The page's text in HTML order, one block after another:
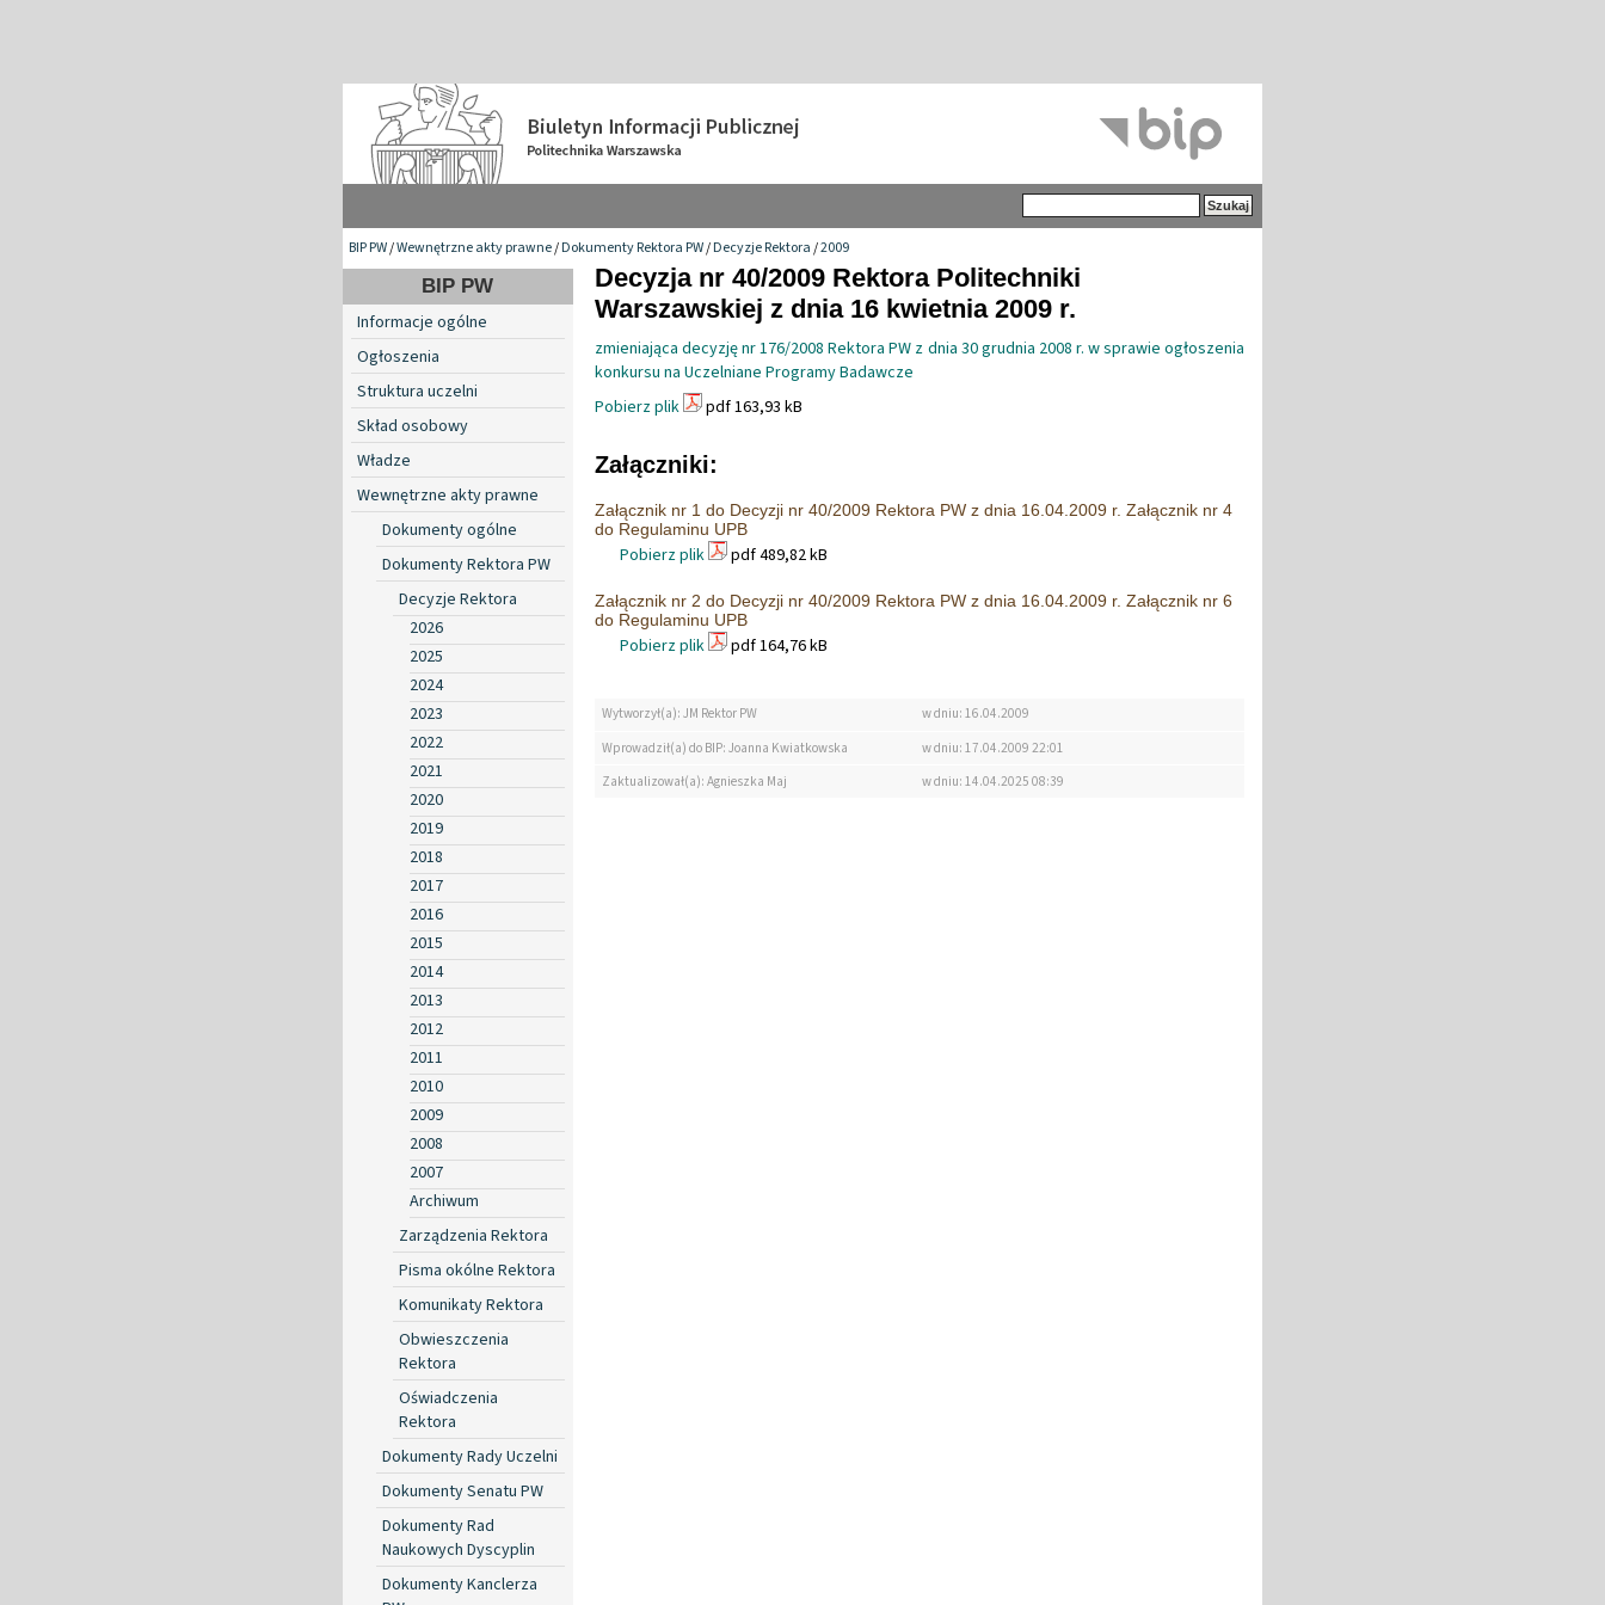
BIP PW/Wewnętrzne akty prawne/Dokumenty Rektora PW/Decyzje Rektora/2009
BIP PW
Informacje ogólne
Ogłoszenia
Struktura uczelni
Skład osobowy
Władze
Wewnętrzne akty prawne
Dokumenty ogólne
Dokumenty Rektora PW
Decyzje Rektora
2026
2025
2024
2023
2022
2021
2020
2019
2018
2017
2016
2015
2014
2013
2012
2011
2010
2009
2008
2007
Archiwum
Zarządzenia Rektora
Pisma okólne Rektora
Komunikaty Rektora
Obwieszczenia
Rektora
Oświadczenia
Rektora
Dokumenty Rady Uczelni
Dokumenty Senatu PW
Dokumenty Rad
Naukowych Dyscyplin
Dokumenty Kanclerza
Decyzja nr 40/2009 Rektora Politechniki
Warszawskiej z dnia 16 kwietnia 2009 r.
zmieniająca decyzję nr 176/2008 Rektora PW z dnia 30 grudnia 2008 r. w sprawie ogłoszenia
konkursu na Uczelniane Programy Badawcze
Pobierz plik
pdf 163,93 kB
Załączniki:
Załącznik nr 1 do Decyzji nr 40/2009 Rektora PW z dnia 16.04.2009 r. Załącznik nr 4
do Regulaminu UPB
Pobierz plik pdf 489,82 kB
Załącznik nr 2 do Decyzji nr 40/2009 Rektora PW z dnia 16.04.2009 r. Załącznik nr 6
do Regulaminu UPB
Pobierz plik pdf 164,76 kB
Wytworzył(a): JM Rektor PW
w dniu: 16.04.2009
Wprowadził(a) do BIP: Joanna Kwiatkowska
w dniu: 17.04.2009 22:01
Zaktualizował(a): Agnieszka Maj
w dniu: 14.04.2025 08:39